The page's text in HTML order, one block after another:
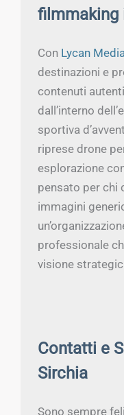
filmmaking
Con Lycan Media
destinazioni e
contenuti
dall’interno
sportiva
riprese drone
esplorazione
pensato per chi
immagini
professionale
visione
Contatti e
Sirchia
Sono sempre